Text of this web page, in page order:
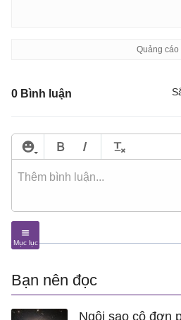
0 Bình luận
Bạn nên đọc
Ngôi sao cô đơn